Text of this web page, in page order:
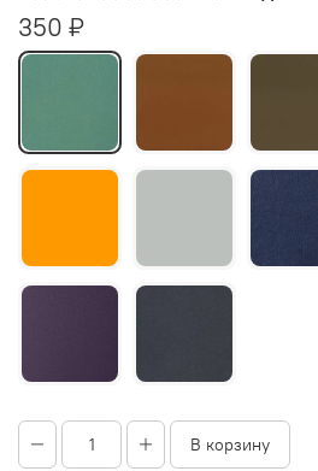
350 ₽
В корзину